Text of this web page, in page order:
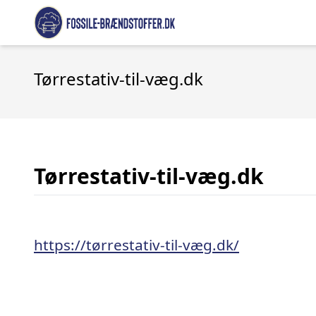
Tørrestativ-til-væg.dk
Tørrestativ-til-væg.dk
https://tørrestativ-til-væg.dk/